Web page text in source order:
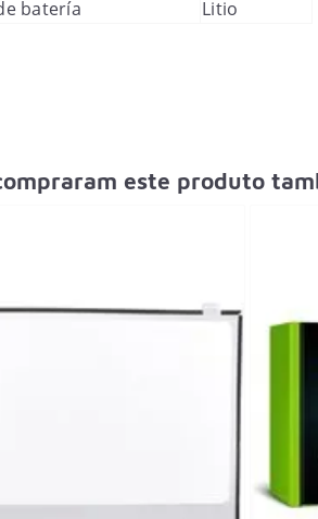
batería
Litio
este produto